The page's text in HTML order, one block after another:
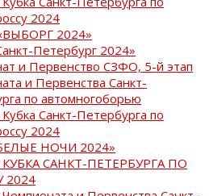
2024
2024»
Петербург 2024»
и Первенство СЗФО, 5-й этап
и Первенства Санкт-
по автомногоборью
Санкт-Петербурга по
2024
НОЧИ 2024»
КУБКА САНКТ-ПЕТЕРБУРГА ПО
2024